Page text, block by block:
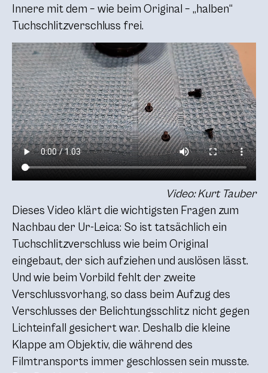
Innere mit dem – wie beim Original – „halben“
Tuchschlitzverschluss frei.
Video: Kurt Tauber
Dieses Video klärt die wichtigsten Fragen zum
Nachbau der Ur-Leica: So ist tatsächlich ein
Tuchschlitzverschluss wie beim Original
eingebaut, der sich aufziehen und auslösen lässt.
Und wie beim Vorbild fehlt der zweite
Verschlussvorhang, so dass beim Aufzug des
Verschlusses der Belichtungsschlitz nicht gegen
Lichteinfall gesichert war. Deshalb die kleine
Klappe am Objektiv, die während des
Filmtransports immer geschlossen sein musste.